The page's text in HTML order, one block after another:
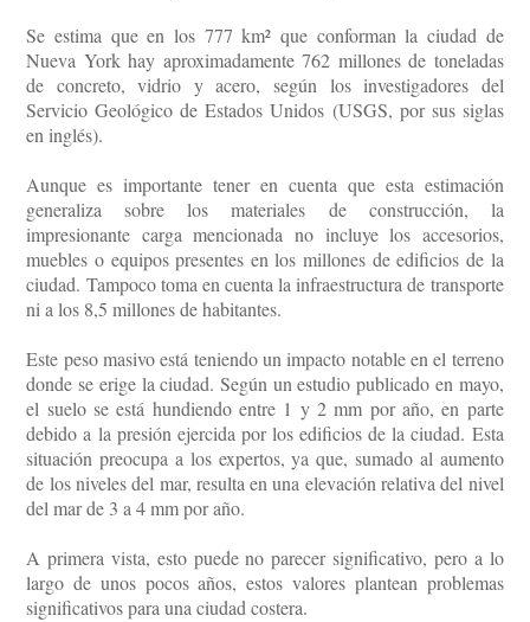
Se estima que en los 777 km² que conforman la ciudad de
Nueva York hay aproximadamente 762 millones de toneladas
de concreto, vidrio y acero, según los investigadores del
Servicio Geológico de Estados Unidos (USGS, por sus siglas
en inglés).
Aunque es importante tener en cuenta que esta estimación
generaliza sobre los materiales de construcción, la
impresionante carga mencionada no incluye los accesorios,
muebles o equipos presentes en los millones de edificios de la
ciudad. Tampoco toma en cuenta la infraestructura de transporte
ni a los 8,5 millones de habitantes.
Este peso masivo está teniendo un impacto notable en el terreno
donde se erige la ciudad. Según un estudio publicado en mayo,
el suelo se está hundiendo entre 1 y 2 mm por año, en parte
debido a la presión ejercida por los edificios de la ciudad. Esta
situación preocupa a los expertos, ya que, sumado al aumento
de los niveles del mar, resulta en una elevación relativa del nivel
del mar de 3 a 4 mm por año.
A primera vista, esto puede no parecer significativo, pero a lo
largo de unos pocos años, estos valores plantean problemas
significativos para una ciudad costera.